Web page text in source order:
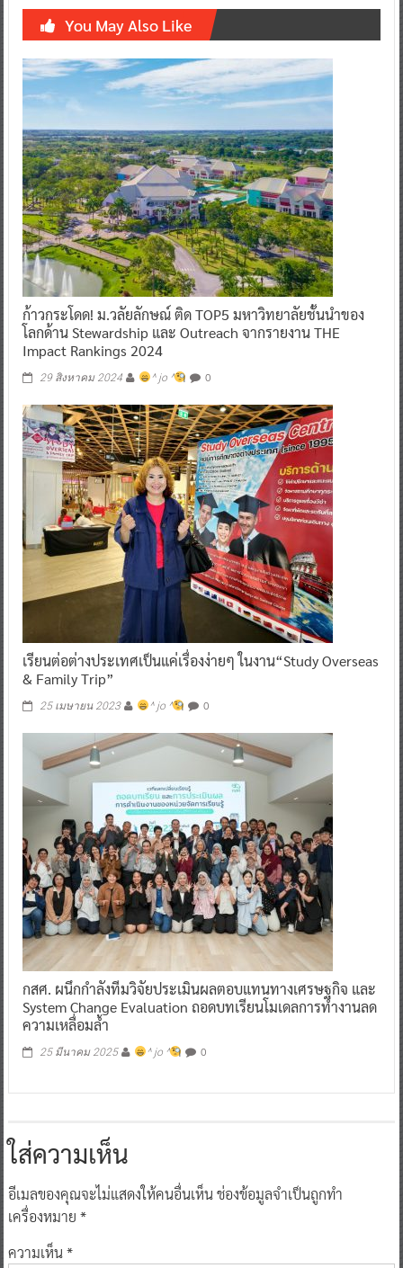
You May Also Like
ก้าวกระโดด! ม.วลัยลักษณ์ ติด TOP5 มหาวิทยาลัยชั้นนำของ
โลกด้าน Stewardship และ Outreach จากรายงาน THE
Impact Rankings 2024
29 สิงหาคม 2024 ^ jo ^ 0
เรียนต่อต่างประเทศเป็นแค่เรื่องง่ายๆ ในงาน“Study Overseas
& Family Trip”
25 เมษายน 2023 ^ jo ^ 0
กสศ. ผนึกกำลังทีมวิจัยประเมินผลตอบแทนทางเศรษฐกิจ และ
System Change Evaluation ถอดบทเรียนโมเดลการทำงานลด
ความเหลื่อมล้ำ
25 มีนาคม 2025 ^ jo ^ 0
ใส่ความเห็น
อีเมลของคุณจะไม่แสดงให้คนอื่นเห็นช่องข้อมูลจำเป็นถูกทำ
เครื่องหมาย *
ความเห็น*